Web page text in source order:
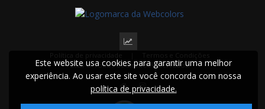
2024 © Todos os direitos reservados.
Este website usa cookies para garantir uma melhor
experiência. Ao usar este site você concorda com nossa
política de privacidade.